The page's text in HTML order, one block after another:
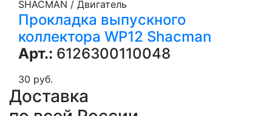
SHACMAN / Двигатель
Прокладка выпускного
коллектора WP12 Shacman
Арт.: 6126300110048
30 руб.
Доставка